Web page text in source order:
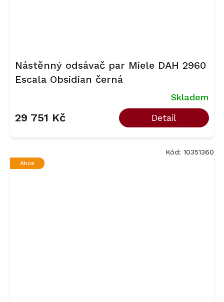
Nástěnný odsávač par Miele DAH 2960
Escala Obsidian černá
Skladem
29 751 Kč Detail
Akce
Kód: 10351360